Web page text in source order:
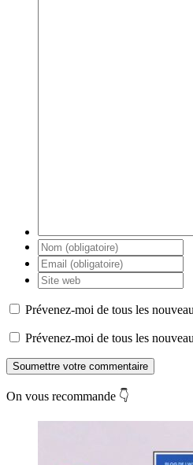
Prévenez-moi de tous les
Prévenez-moi de tous les
Soumettre votre commentaire
On vous recommande 👇